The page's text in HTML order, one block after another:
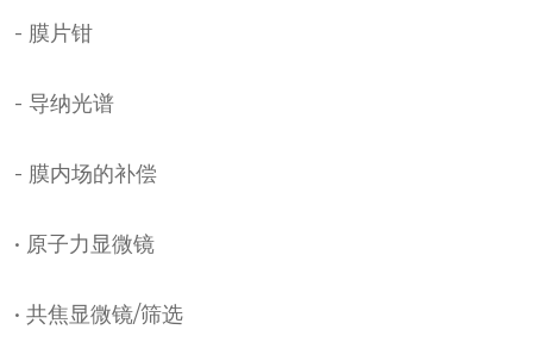
- 膜片钳
- 导纳光谱
- 膜内场的补偿
• 原子力显微镜
• 共焦显微镜/筛选